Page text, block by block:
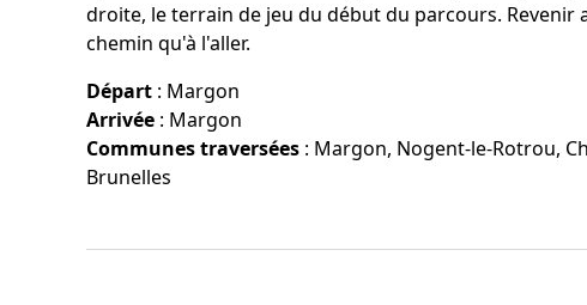
droite, le terrain de jeu du début du parcours. Revenir
chemin qu'à l'aller.
Départ : Margon
Arrivée : Margon
Communes traversées : Margon, Nogent-le-Rotrou,
Brunelles